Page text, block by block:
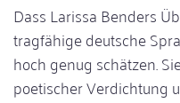
Dass Larissa Benders
tragfähige deutsche
hoch genug schätzen.
poetischer Verdichtung